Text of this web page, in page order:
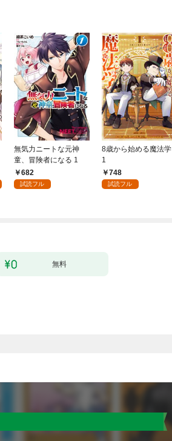
無気力ニートな元神
童、冒険者になる 1
682
試読フル
8歳から始める魔法学
1
748
試読フル
無料